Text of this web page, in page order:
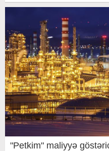
"Petkim" maliyyə